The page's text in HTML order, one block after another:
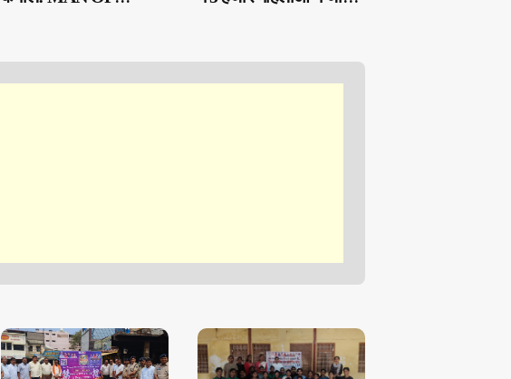
POWERLIFTING में